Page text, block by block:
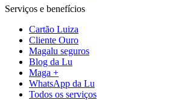
Serviços e benefícios
Cartão Luiza
Cliente Ouro
Magalu seguros
Blog da Lu
Maga +
WhatsApp da Lu
Todos os serviços